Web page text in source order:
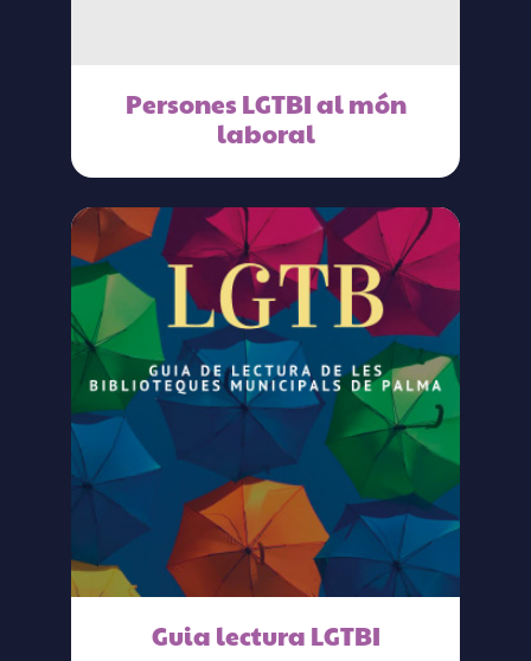
Persones LGTBI al món
laboral
Guia lectura LGTBI